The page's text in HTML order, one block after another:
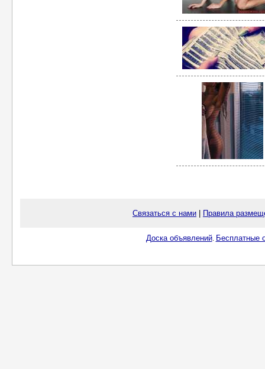
Связаться с нами Правила
Доска объявлений. Бесплатные